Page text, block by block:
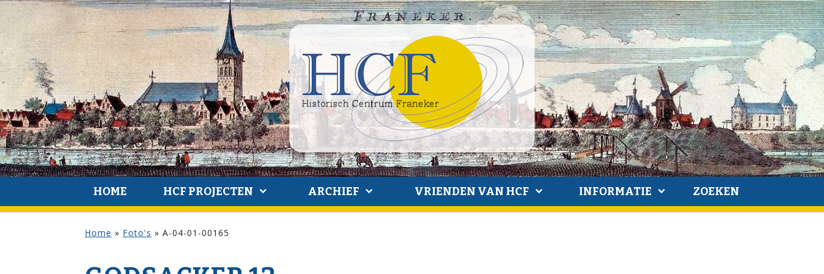
HOME HCF PROJECTEN ARCHIEF VRIENDEN VAN HCF INFORMATIE ZOEKEN
Home » Foto's » A-04-01-00165